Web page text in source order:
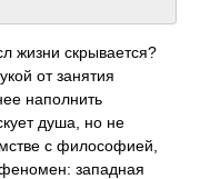
жизни скрывается?
от занятия
наполнить
душа, но не
с философией,
западная